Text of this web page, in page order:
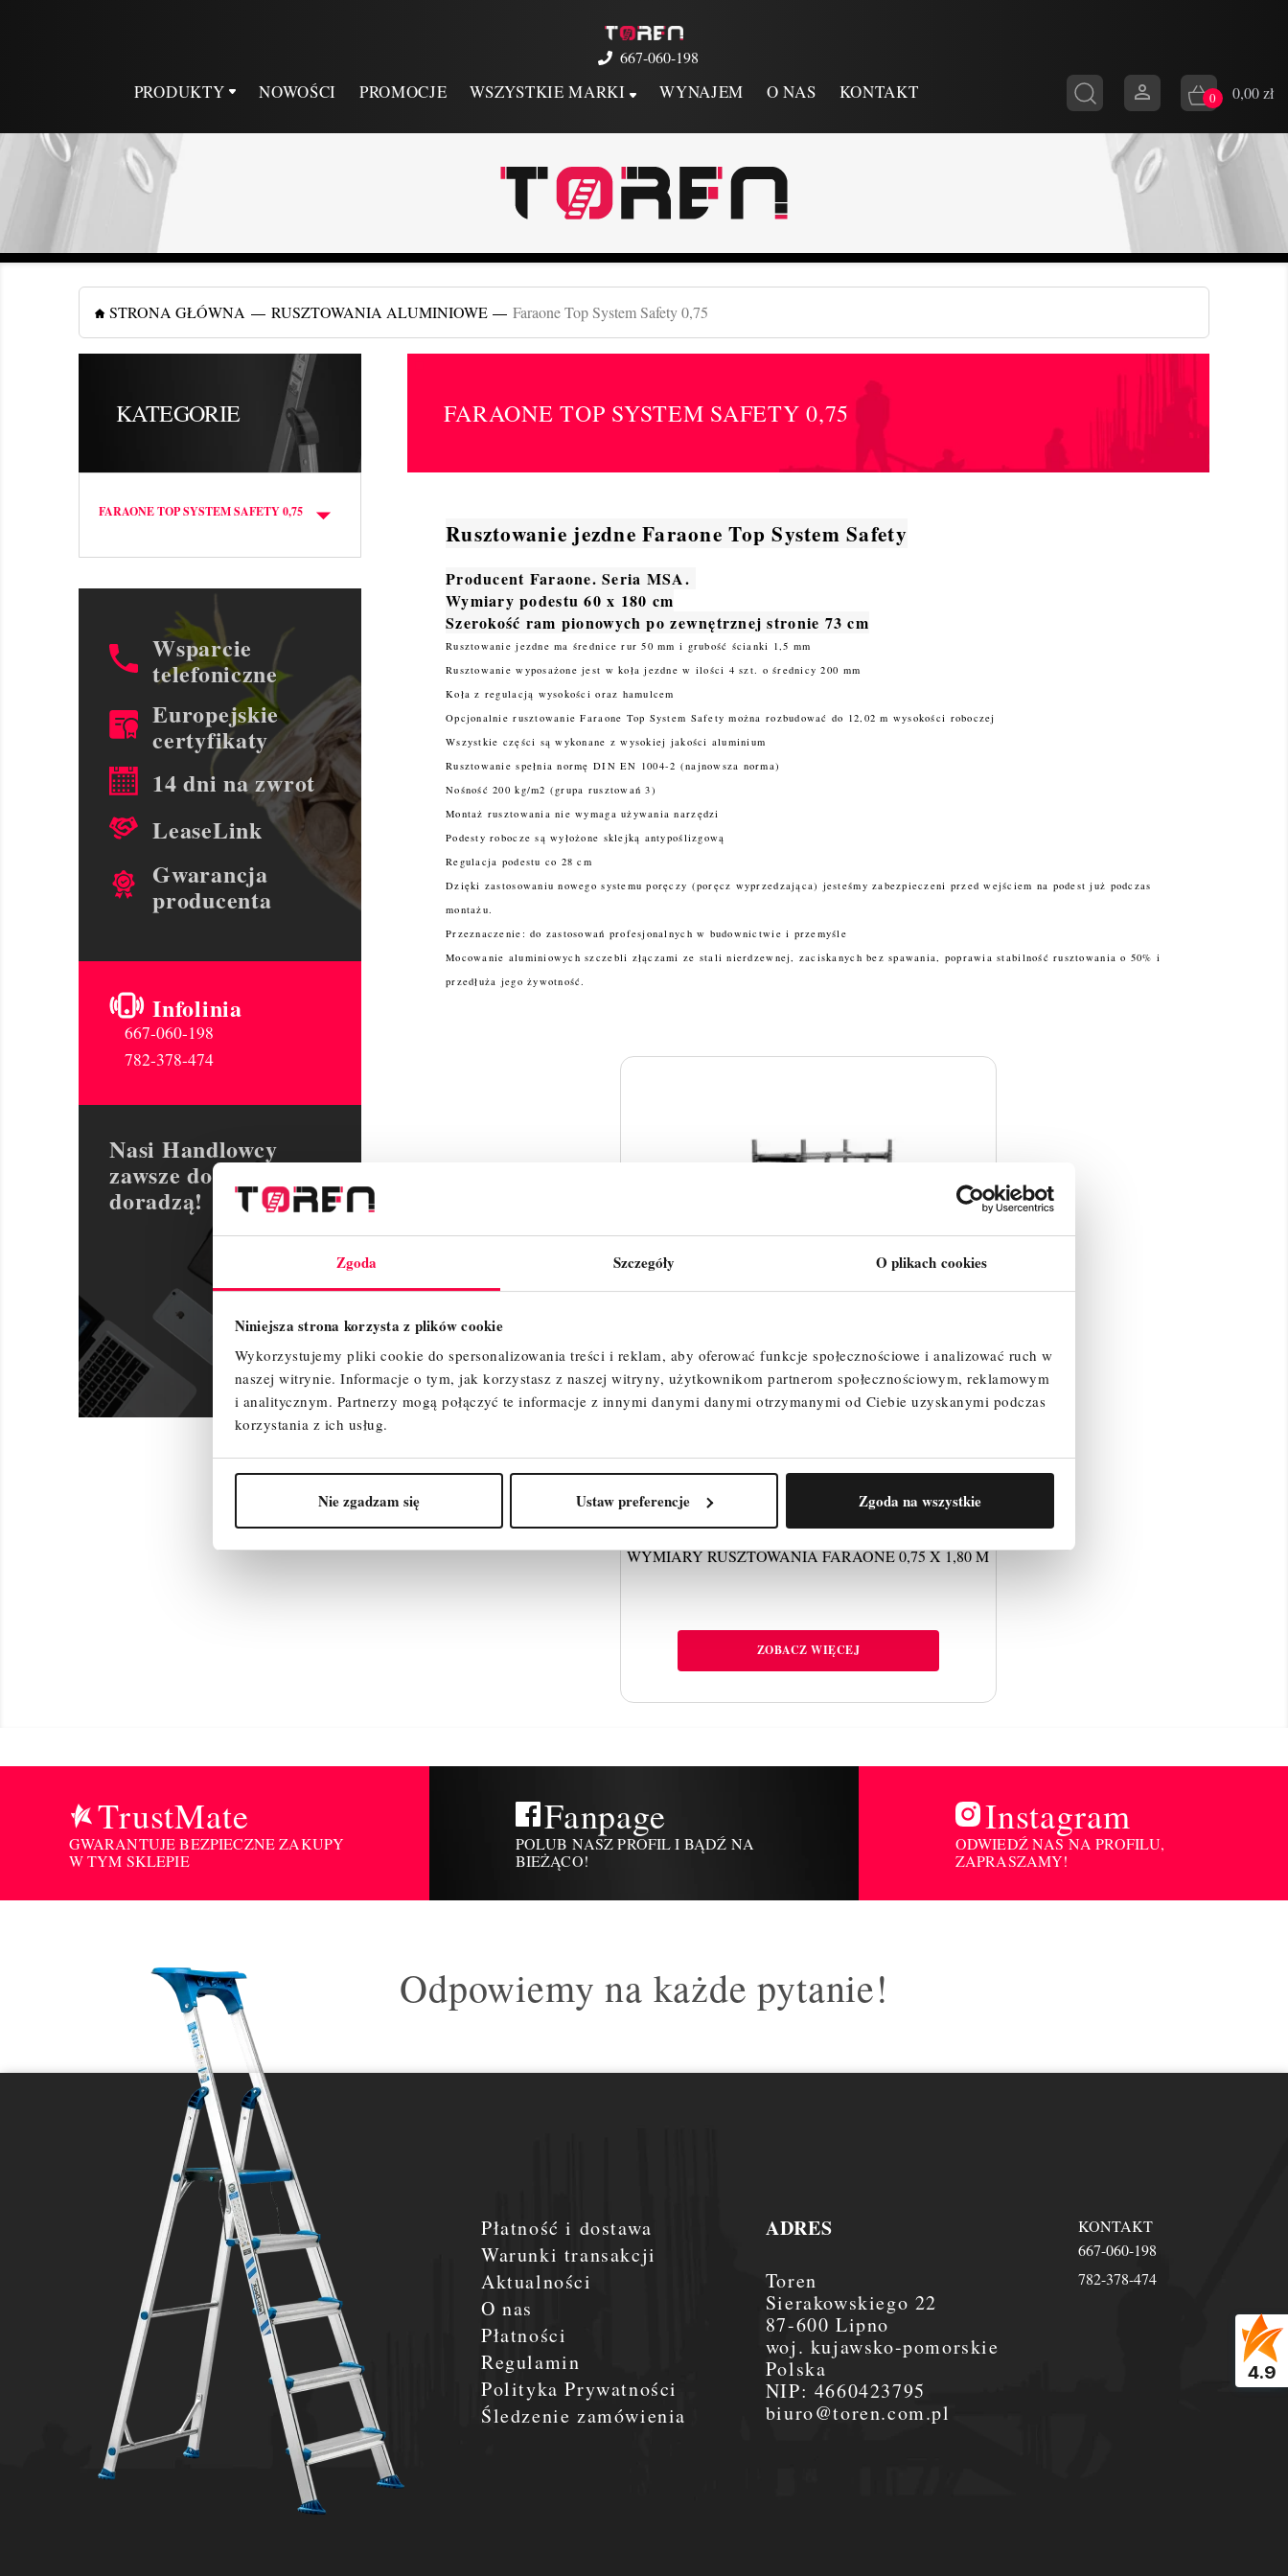
Zgoda Szczegóły O plikach cookies
Niniejsza strona korzysta z plików cookie
Wykorzystujemy pliki cookie do spersonalizowania treści i reklam, aby oferować funkcje społecznościowe i analizować ruch w
naszej witrynie. Informacje o tym, jak korzystasz z naszej witryny, użytkownikom partnerom społecznościowym, reklamowym
i analitycznym. Partnerzy mogą połączyć te informacje z innymi danymi danymi otrzymanymi od Ciebie uzyskanymi podczas
korzystania z ich usług.
Nie zgadzam się Ustaw preferencje Zgoda na wszystkie
667-060-198
PRODUKTY NOWOŚCI PROMOCJE WSZYSTKIE MARKI WYNAJEM O NAS KONTAKT  0 0,00 zł
STRONA GŁÓWNA RUSZTOWANIA ALUMINIOWE Faraone Top System Safety 0,75
KATEGORIE
FARAONE TOP SYSTEM SAFETY 0,75
WYMIARY RUSZTOWANIA FARAONE
0,75 X 1,80 M
Wsparcie
telefoniczne
Europejskie
certyfikaty
14 dni na zwrot
LeaseLink
Gwarancja
producenta
Infolinia
667-060-198
782-378-474
Nasi Handlowcy
zawsze dobrze
doradzą!
FARAONE TOP SYSTEM SAFETY 0,75
Rusztowanie jezdne Faraone Top System Safety
Producent Faraone. Seria MSA.
Wymiary podestu 60 x 180 cm
Szerokość ram pionowych po zewnętrznej stronie 73 cm
Rusztowanie jezdne ma średnice rur 50 mm i grubość ścianki 1,5 mm
Rusztowanie wyposażone jest w koła jezdne w ilości 4 szt. o średnicy 200 mm
Koła z regulacją wysokości oraz hamulcem
Opcjonalnie rusztowanie Faraone Top System Safety można rozbudować do 12,02 m wysokości roboczej
Wszystkie części są wykonane z wysokiej jakości aluminium
Rusztowanie spełnia normę DIN EN 1004-2 (najnowsza norma)
Nośność 200 kg/m2 (grupa rusztowań 3)
Montaż rusztowania nie wymaga używania narzędzi
Podesty robocze są wyłożone sklejką antypoślizgową
Regulacja podestu co 28 cm
Dzięki zastosowaniu nowego systemu poręczy (poręcz wyprzedzająca) jesteśmy zabezpieczeni przed wejściem na podest już podczas
montażu.
Przeznaczenie: do zastosowań profesjonalnych w budownictwie i przemyśle
Mocowanie aluminiowych szczebli złączami ze stali nierdzewnej, zaciskanych bez spawania, poprawia stabilność rusztowania o 50% i
przedłuża jego żywotność.
WYMIARY RUSZTOWANIA FARAONE 0,75 X 1,80 M
ZOBACZ WIĘCEJ
4.9
TrustMate
GWARANTUJE BEZPIECZNE ZAKUPY
W TYM SKLEPIE
Fanpage
POLUB NASZ PROFIL I BĄDŹ NA
BIEŻĄCO!
Instagram
ODWIEDŹ NAS NA PROFILU,
ZAPRASZAMY!
Odpowiemy na każde pytanie!
Płatność i dostawa
Warunki transakcji
Aktualności
O nas
Płatności
Regulamin
Polityka Prywatności
Śledzenie zamówienia
ADRES
Toren
Sierakowskiego 22
87-600 Lipno
woj. kujawsko-pomorskie
Polska
NIP: 4660423795
biuro@toren.com.pl
KONTAKT
667-060-198
782-378-474